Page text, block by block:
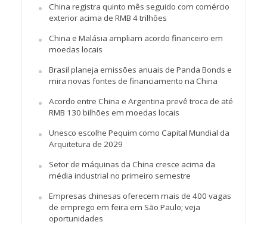
China registra quinto mês seguido com comércio
exterior acima de RMB 4 trilhões
China e Malásia ampliam acordo financeiro em
moedas locais
Brasil planeja emissões anuais de Panda Bonds e
mira novas fontes de financiamento na China
Acordo entre China e Argentina prevê troca de até
RMB 130 bilhões em moedas locais
Unesco escolhe Pequim como Capital Mundial da
Arquitetura de 2029
Setor de máquinas da China cresce acima da
média industrial no primeiro semestre
Empresas chinesas oferecem mais de 400 vagas
de emprego em feira em São Paulo; veja
oportunidades